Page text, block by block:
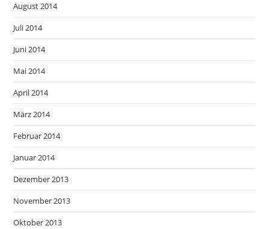
August 2014
Juli 2014
Juni 2014
Mai 2014
April 2014
März 2014
Februar 2014
Januar 2014
Dezember 2013
November 2013
Oktober 2013